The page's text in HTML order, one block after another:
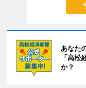
あなた
「高
か？